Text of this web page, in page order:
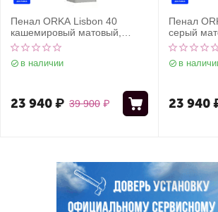
Пенал ORKA Lisbon 40
кашемировый матовый,
универсальный
в наличии
39 900 ₽
23 940₽
Пенал
серый
в
23 940